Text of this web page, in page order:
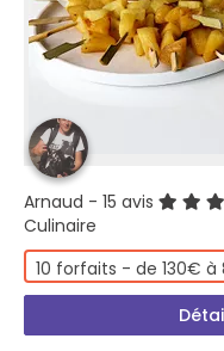
Arnaud - 15 avis
Culinaire
10 forfaits - de 130€